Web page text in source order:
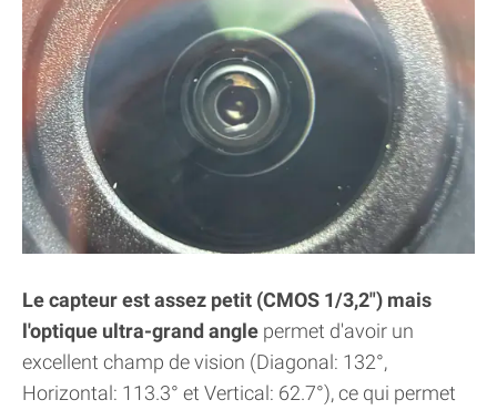
Le capteur est assez petit (CMOS 1/3,2") mais
l'optique ultra-grand angle permet d'avoir un
excellent champ de vision (Diagonal: 132°,
Horizontal: 113.3° et Vertical: 62.7°), ce qui permet